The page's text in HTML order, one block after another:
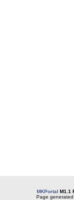
MKPortal M1.1
Page